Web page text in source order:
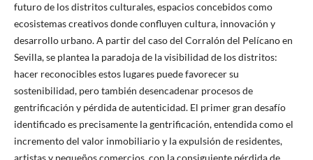
futuro de los distritos culturales, espacios concebidos como
ecosistemas creativos donde confluyen cultura, innovación y
desarrollo urbano. A partir del caso del Corralón del Pelícano en
Sevilla, se plantea la paradoja de la visibilidad de los distritos:
hacer reconocibles estos lugares puede favorecer su
sostenibilidad, pero también desencadenar procesos de
gentrificación y pérdida de autenticidad. El primer gran desafío
identificado es precisamente la gentrificación, entendida como el
incremento del valor inmobiliario y la expulsión de residentes,